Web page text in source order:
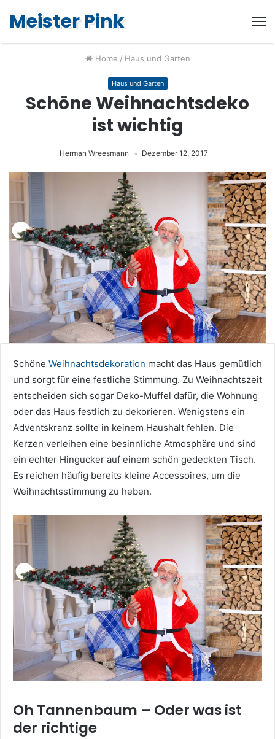
Meister Pink
Home / Haus und Garten
Haus und Garten
Schöne Weihnachtsdeko
ist wichtig
Herman Wreesmann Dezember 12, 2017
Schöne Weihnachtsdekoration macht das Haus gemütlich
und sorgt für eine festliche Stimmung. Zu Weihnachtszeit
entscheiden sich sogar Deko-Muffel dafür, die Wohnung
oder das Haus festlich zu dekorieren. Wenigstens ein
Adventskranz sollte in keinem Haushalt fehlen. Die
Kerzen verleihen eine besinnliche Atmosphäre und sind
ein echter Hingucker auf einem schön gedeckten Tisch.
Es reichen häufig bereits kleine Accessoires, um die
Weihnachtsstimmung zu heben.
Oh Tannenbaum – Oder was ist
der richtige